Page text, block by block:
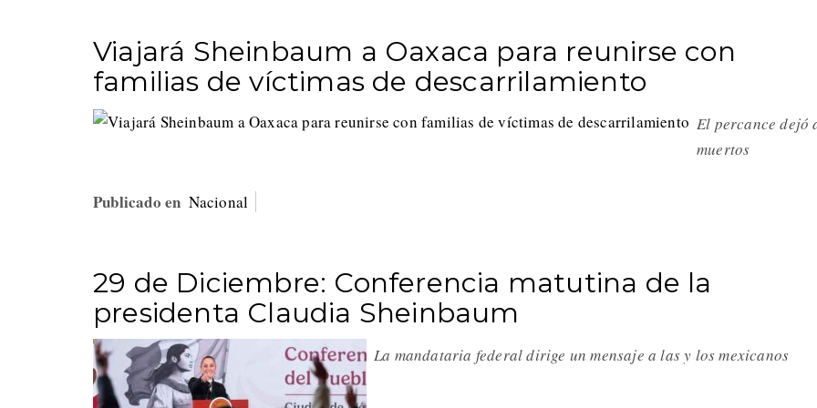
Viajará Sheinbaum a Oaxaca para reunirse con
familias de víctimas de descarrilamiento
El percance dejó
muertos
Publicado en Nacional
29 de Diciembre: Conferencia matutina de la
presidenta Claudia Sheinbaum
La mandataria federal dirige un mensaje a las y los mexicanos